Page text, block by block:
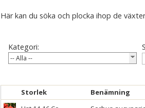
Här kan du söka och plocka ihop de
Kategori:
-- Alla --
Storlek Benämning